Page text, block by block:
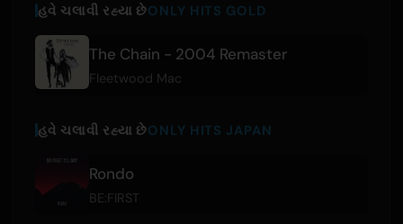
હવે ચલાવી રહ્યા છેONLY HITS GOLD
The Chain - 2004 Remaster
Fleetwood Mac
હવે ચલાવી રહ્યા છેONLY HITS JAPAN
Rondo
BE:FIRST